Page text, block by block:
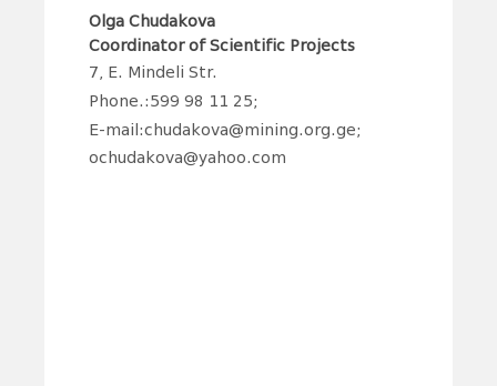
Olga Chudakova
Coordinator of Scientific Projects
7, E. Mindeli Str.
Phone.:599 98 11 25;
E-mail:chudakova@mining.org.ge;
ochudakova@yahoo.com